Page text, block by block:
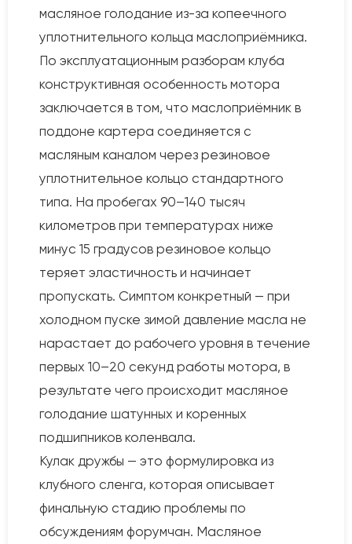
масляное голодание из-за копеечного
уплотнительного кольца маслоприёмника.
По эксплуатационным разборам клуба
конструктивная особенность мотора
заключается в том, что маслоприёмник в
поддоне картера соединяется с
масляным каналом через резиновое
уплотнительное кольцо стандартного
типа. На пробегах 90–140 тысяч
километров при температурах ниже
минус 15 градусов резиновое кольцо
теряет эластичность и начинает
пропускать. Симптом конкретный — при
холодном пуске зимой давление масла не
нарастает до рабочего уровня в течение
первых 10–20 секунд работы мотора, в
результате чего происходит масляное
голодание шатунных и коренных
подшипников коленвала.
Кулак дружбы — это формулировка из
клубного сленга, которая описывает
финальную стадию проблемы по
обсуждениям форумчан. Масляное